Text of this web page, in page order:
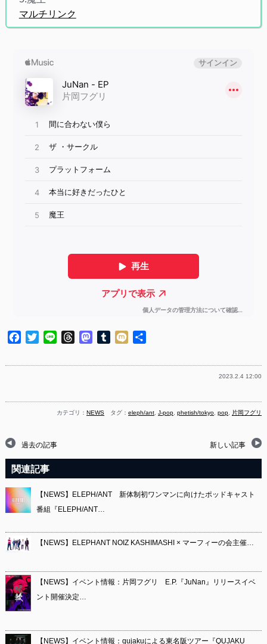
マルチリンク
Facebook
TwitterLine ThreadsMastodon
Tumblr
Mixi
2023.2.4 12:00
カテゴリ：NEWS タグ：eleph/ant ,J-pop ,phetish/tokyo ,pop 片岡フグリ
過去の記事 新しい記事
関連記事
【NEWS】ELEPH/ANT 新体制初ワンマンに向けたポッドキャスト
番組『ELEPH/ANT…
【NEWS】ELEPHANT NOIZ KASHIMASHI × マーフィーの会主催…
【NEWS】イベント情報：片岡フグリ E.P.『JuNan』リリースイベ
ント開催決定…
【NEWS】イベント情報：qujakuによる東名阪ツアー『QUJAKU